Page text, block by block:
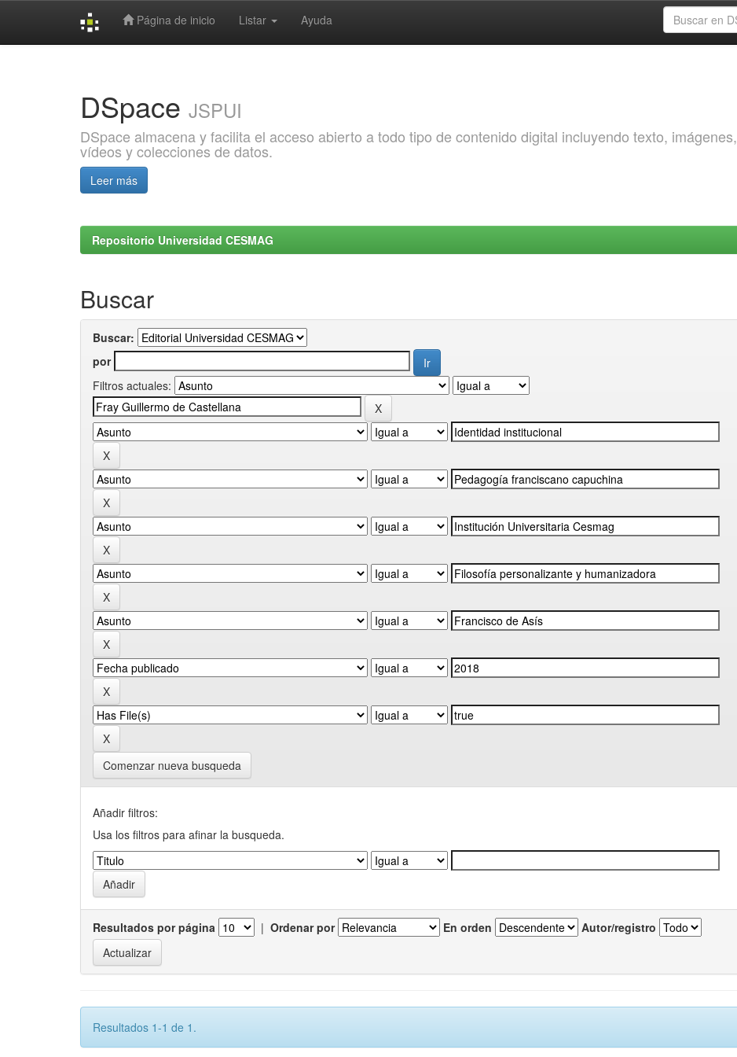
Página de inicio Listar Ayuda
DSpace JSPUI
DSpace almacena y facilita el acceso abierto a todo tipo de contenido digital incluyendo texto, imágenes,
vídeos y colecciones de datos.
Leer más
Repositorio Universidad CESMAG
Buscar
Buscar:
por
Filtros actuales:
Comenzar nueva busqueda
Añadir filtros:
Usa los filtros para afinar la busqueda.
Resultados por página | Ordenar por En orden Autor/registro
Resultados 1-1 de 1.